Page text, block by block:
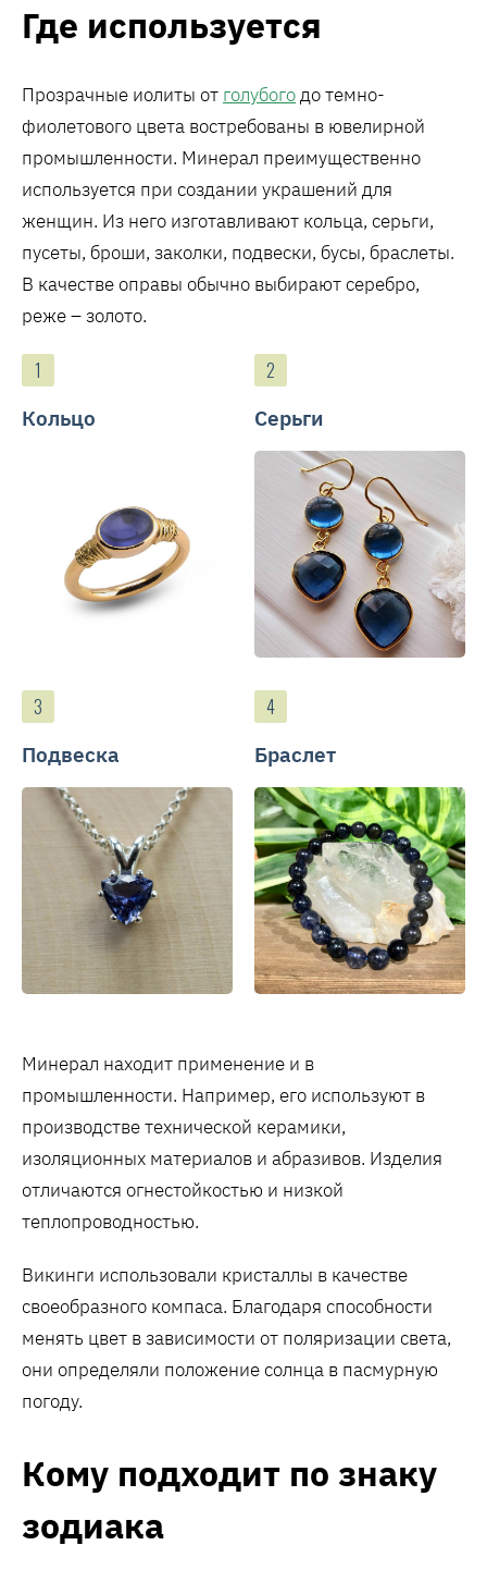
Где используется
Прозрачные иолиты от голубогодо темно-
фиолетового цвета востребованы в ювелирной
промышленности. Минерал преимущественно
используется при создании украшений для
женщин. Из него изготавливают кольца, серьги,
пусеты, броши, заколки, подвески, бусы, браслеты.
В качестве оправы обычно выбирают серебро,
реже – золото.
Кольцо Серьги
Подвеска Браслет
Минерал находит применение и в
промышленности. Например, его используют в
производстве технической керамики,
изоляционных материалов и абразивов. Изделия
отличаются огнестойкостью и низкой
теплопроводностью.
Викинги использовали кристаллы в качестве
своеобразного компаса. Благодаря способности
менять цвет в зависимости от поляризации света,
они определяли положение солнца в пасмурную
погоду.
Кому подходит по знаку
зодиака